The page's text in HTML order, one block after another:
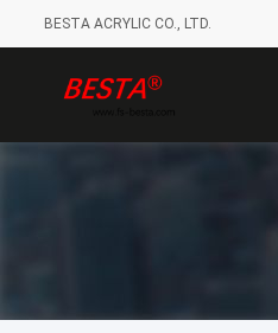
BESTA ACRYLIC CO., LTD.